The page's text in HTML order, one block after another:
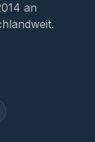
an